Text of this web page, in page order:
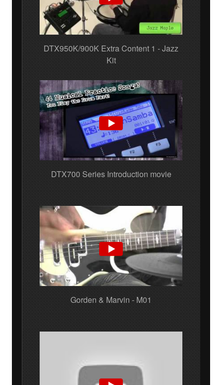
DTX950K/900K Extra Content 1 - Jazz
Kit
DTX700 Series Introduction movie
Gorden & Marvin - M01